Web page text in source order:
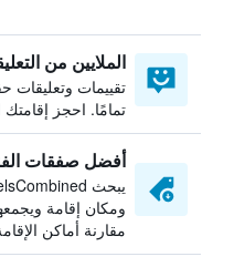
الملايين من
تقييمات وتعليقات
تمامًا. احجز إقامتك
أفضل صفقات
ومكان إقامة
مقارنة أماكن